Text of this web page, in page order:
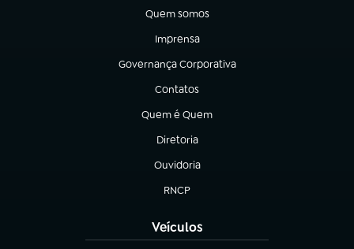
Quem somos
(abre em nova aba)
Imprensa
(abre em nova aba)
Governança Corporativa
(abre em nova aba)
Contatos
(abre em nova aba)
Quem é Quem
(abre em nova aba)
Diretoria
(abre em nova aba)
Ouvidoria
(abre em nova aba)
RNCP
(abre em nova aba)
Veículos